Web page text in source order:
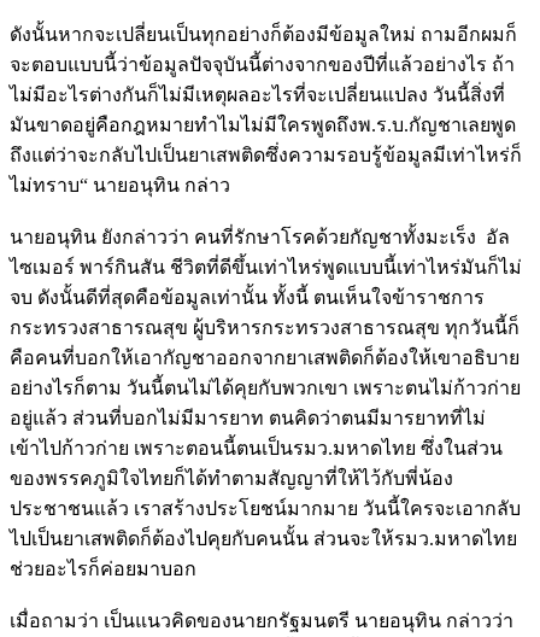
ดังนั้นหากจะเปลี่ยนเป็นทุกอย่างก็ต้องมีข้อมูลใหม่ ถามอีกผมก็
จะตอบแบบนี้ว่าข้อมูลปัจจุบันนี้ต่างจากของปีที่แล้วอย่างไร ถ้า
ไม่มีอะไรต่างกันก็ไม่มีเหตุผลอะไรที่จะเปลี่ยนแปลง วันนี้สิ่งที่
มันขาดอยู่คือกฎหมายทำไมไม่มีใครพูดถึงพ.ร.บ.กัญชาเลยพูด
ถึงแต่ว่าจะกลับไปเป็นยาเสพติดซึ่งความรอบรู้ข้อมูลมีเท่าไหร่ก็
ไม่ทราบ“ นายอนุทิน กล่าว
นายอนุทิน ยังกล่าวว่า คนที่รักษาโรคด้วยกัญชาทั้งมะเร็ง อัล
ไซเมอร์ พาร์กินสัน ชีวิตที่ดีขึ้นเท่าไหร่พูดแบบนี้เท่าไหร่มันก็ไม่
จบ ดังนั้นดีที่สุดคือข้อมูลเท่านั้น ทั้งนี้ ตนเห็นใจข้าราชการ
กระทรวงสาธารณสุข ผู้บริหารกระทรวงสาธารณสุข ทุกวันนี้ก็
คือคนที่บอกให้เอากัญชาออกจากยาเสพติดก็ต้องให้เขาอธิบาย
อย่างไรก็ตาม วันนี้ตนไม่ได้คุยกับพวกเขา เพราะตนไม่ก้าวก่าย
อยู่แล้ว ส่วนที่บอกไม่มีมารยาท ตนคิดว่าตนมีมารยาทที่ไม่
เข้าไปก้าวก่าย เพราะตอนนี้ตนเป็นรมว.มหาดไทย ซึ่งในส่วน
ของพรรคภูมิใจไทยก็ได้ทำตามสัญญาที่ให้ไว้กับพี่น้อง
ประชาชนแล้ว เราสร้างประโยชน์มากมาย วันนี้ใครจะเอากลับ
ไปเป็นยาเสพติดก็ต้องไปคุยกับคนนั้น ส่วนจะให้รมว.มหาดไทย
ช่วยอะไรก็ค่อยมาบอก
เมื่อถามว่า เป็นแนวคิดของนายกรัฐมนตรี นายอนุทิน กล่าวว่า